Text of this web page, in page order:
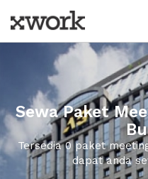
Sewa Paket
Tersedia 0 paket
dapat anda